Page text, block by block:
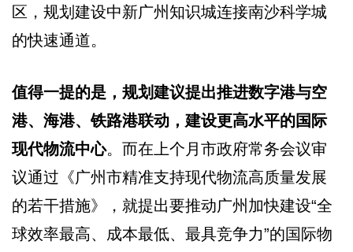
区，规划建设中新广州知识城连接南沙科学城
的快速通道。
值得一提的是，规划建议提出推进数字港与空
港、海港、铁路港联动，建设更高水平的国际
现代物流中心。而在上个月市政府常务会议审
议通过《广州市精准支持现代物流高质量发展
的若干措施》，就提出要推动广州加快建设“全
球效率最高、成本最低、最具竞争力”的国际物